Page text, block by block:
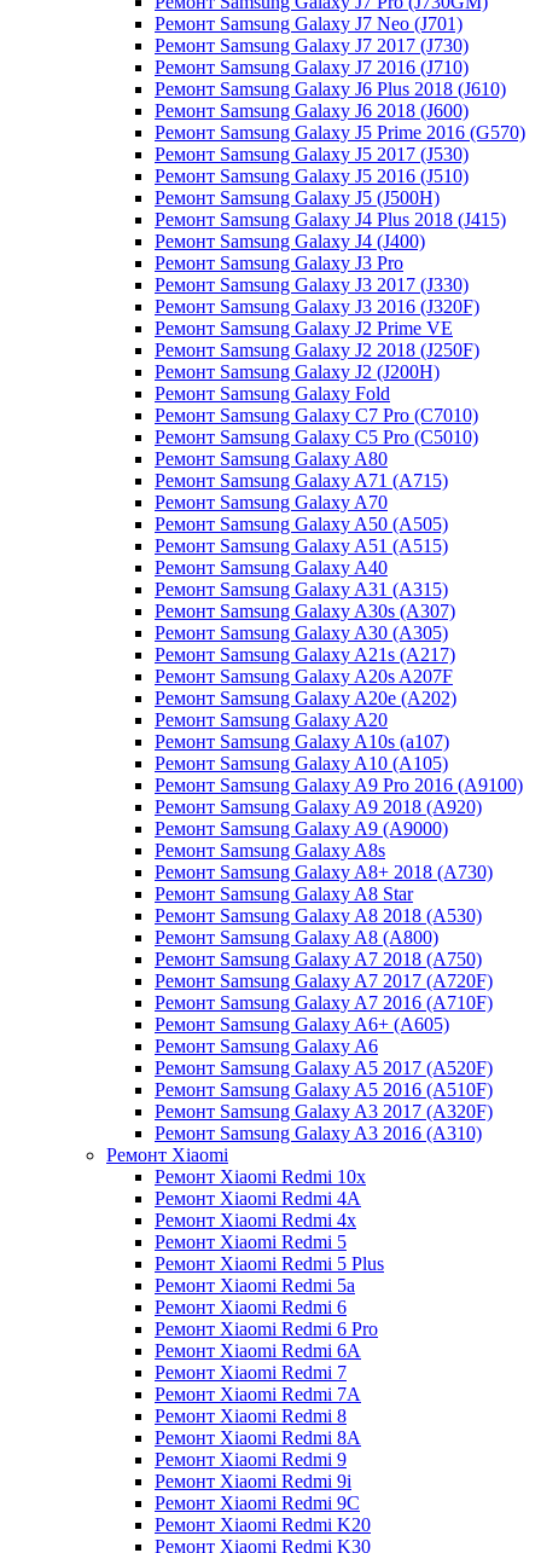
Ремонт Samsung Galaxy J7 Neo (J701)
Ремонт Samsung Galaxy J7 2017 (J730)
Ремонт Samsung Galaxy J7 2016 (J710)
Ремонт Samsung Galaxy J6 Plus 2018 (J610)
Ремонт Samsung Galaxy J6 2018 (J600)
Ремонт Samsung Galaxy J5 Prime 2016 (G570)
Ремонт Samsung Galaxy J5 2017 (J530)
Ремонт Samsung Galaxy J5 2016 (J510)
Ремонт Samsung Galaxy J5 (J500H)
Ремонт Samsung Galaxy J4 Plus 2018 (J415)
Ремонт Samsung Galaxy J4 (J400)
Ремонт Samsung Galaxy J3 Pro
Ремонт Samsung Galaxy J3 2017 (J330)
Ремонт Samsung Galaxy J3 2016 (J320F)
Ремонт Samsung Galaxy J2 Prime VE
Ремонт Samsung Galaxy J2 2018 (J250F)
Ремонт Samsung Galaxy J2 (J200H)
Ремонт Samsung Galaxy Fold
Ремонт Samsung Galaxy C7 Pro (C7010)
Ремонт Samsung Galaxy C5 Pro (C5010)
Ремонт Samsung Galaxy A80
Ремонт Samsung Galaxy A71 (A715)
Ремонт Samsung Galaxy A70
Ремонт Samsung Galaxy A50 (A505)
Ремонт Samsung Galaxy A51 (A515)
Ремонт Samsung Galaxy A40
Ремонт Samsung Galaxy A31 (A315)
Ремонт Samsung Galaxy A30s (A307)
Ремонт Samsung Galaxy A30 (A305)
Ремонт Samsung Galaxy A21s (A217)
Ремонт Samsung Galaxy A20s A207F
Ремонт Samsung Galaxy A20e (A202)
Ремонт Samsung Galaxy A20
Ремонт Samsung Galaxy A10s (a107)
Ремонт Samsung Galaxy A10 (A105)
Ремонт Samsung Galaxy A9 Pro 2016 (A9100)
Ремонт Samsung Galaxy A9 2018 (A920)
Ремонт Samsung Galaxy A9 (A9000)
Ремонт Samsung Galaxy A8s
Ремонт Samsung Galaxy A8+ 2018 (A730)
Ремонт Samsung Galaxy A8 Star
Ремонт Samsung Galaxy A8 2018 (A530)
Ремонт Samsung Galaxy A8 (A800)
Ремонт Samsung Galaxy A7 2018 (A750)
Ремонт Samsung Galaxy A7 2017 (A720F)
Ремонт Samsung Galaxy A7 2016 (A710F)
Ремонт Samsung Galaxy A6+ (A605)
Ремонт Samsung Galaxy A6
Ремонт Samsung Galaxy A5 2017 (A520F)
Ремонт Samsung Galaxy A5 2016 (A510F)
Ремонт Samsung Galaxy A3 2017 (A320F)
Ремонт Samsung Galaxy A3 2016 (A310)
Ремонт Xiaomi
Ремонт Xiaomi Redmi 10x
Ремонт Xiaomi Redmi 4A
Ремонт Xiaomi Redmi 4x
Ремонт Xiaomi Redmi 5
Ремонт Xiaomi Redmi 5 Plus
Ремонт Xiaomi Redmi 5a
Ремонт Xiaomi Redmi 6
Ремонт Xiaomi Redmi 6 Pro
Ремонт Xiaomi Redmi 6A
Ремонт Xiaomi Redmi 7
Ремонт Xiaomi Redmi 7A
Ремонт Xiaomi Redmi 8
Ремонт Xiaomi Redmi 8A
Ремонт Xiaomi Redmi 9
Ремонт Xiaomi Redmi 9i
Ремонт Xiaomi Redmi 9C
Ремонт Xiaomi Redmi K20
Ремонт Xiaomi Redmi K30